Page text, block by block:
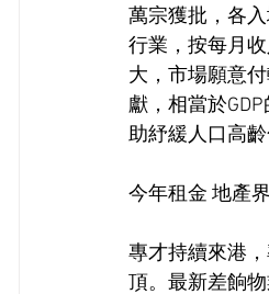
萬宗獲批，各
行業，按每月
大，市場願意
獻，相當於
助紓緩人口高齡
今年租金 地產
專才持續來港
頂。最新差餉